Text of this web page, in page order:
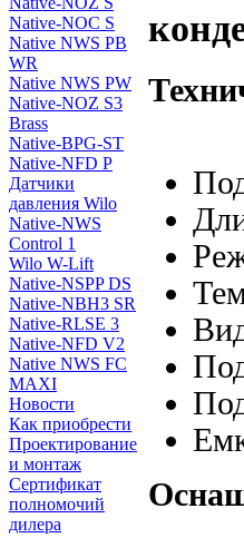
Native-NOC S
Native NWS PB
WR
Native NWS PW
Native-NOZ S3
Brass
Native-BPG-ST
Native-NFD P
Датчики
давления Wilo
Native-NWS
Control 1
Wilo W-Lift
Native-NSPP DS
Native-NBH3 SR
Native-RLSE 3
Native-NFD V2
Native NWS FC
MAXI
Новости
Как приобрести
Проектирование
и монтаж
Сертификат
полномочий
дилера